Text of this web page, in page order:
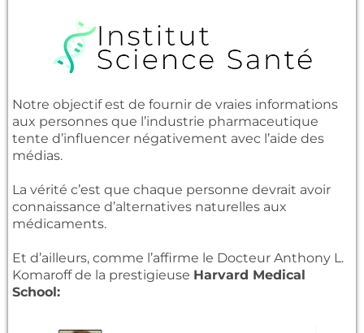
Notre objectif est de fournir de vraies informations
aux personnes que l’industrie pharmaceutique
tente d’influencer négativement avec l’aide des
médias.
La vérité c’est que chaque personne devrait avoir
connaissance d’alternatives naturelles aux
médicaments.
Et d’ailleurs, comme l’affirme le Docteur Anthony L.
Komaroff de la prestigieuse Harvard Medical
School: